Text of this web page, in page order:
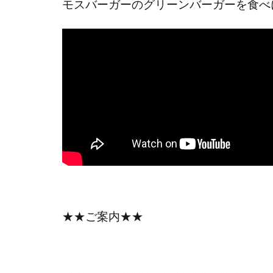
モスバーガーのグリーンバーガーを食
★★ご案内★★